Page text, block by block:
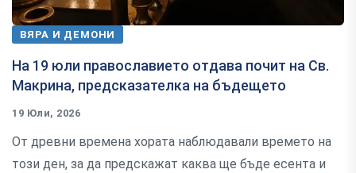
ВЯРА И ДЕМОНИ
На 19 юли православието отдава почит на Св.
Макрина, предсказателка на бъдещето
19 Юли, 2026
От древни времена хората наблюдавали времето на
този ден, за да предскажат каква ще бъде есента и